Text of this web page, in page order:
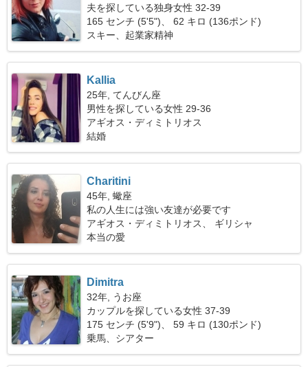
夫を探している独身女性 32-39
165 センチ (5'5")、 62 キロ (136ポンド)
スキー、起業家精神
Kallia
25年, てんびん座
男性を探している女性 29-36
アギオス・ディミトリオス
結婚
Charitini
45年, 蠍座
私の人生には強い友達が必要です
アギオス・ディミトリオス、 ギリシャ
本当の愛
Dimitra
32年, うお座
カップルを探している女性 37-39
175 センチ (5'9")、 59 キロ (130ポンド)
乗馬、シアター